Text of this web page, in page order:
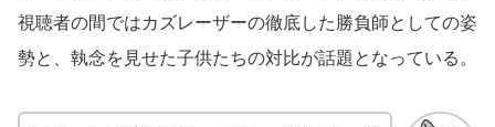
視聴者の間ではカズレーザーの徹底した勝負師としての姿
勢と、執念を見せた子供たちの対比が話題となっている。